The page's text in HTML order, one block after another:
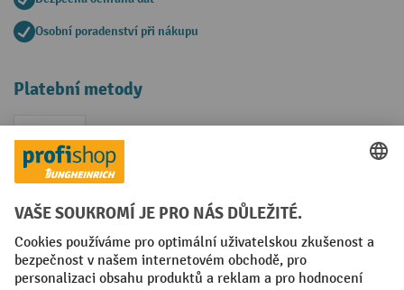
Osobní poradenství při nákupu
Platební metody
Faktura
Sociální sítě
Facebook
YouTubeLinkedIn